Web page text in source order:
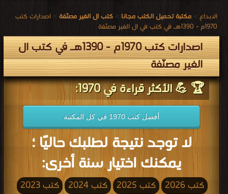
الابداع > مكتبة تحميل الكتب مجانا > كتب ال الغير مصنّفة > اصدارات كتب
1970م - 1390هـ في كتب في ال الغير مصنّفة
اصدارات كتب 1970م - 1390هـ في كتب ال
الغير مصنّفة
🏆 💪 الأكثر قراءة في 1970:
أفضل كتب 1970 في كل المكتبة
لا توجد نتيجة لطلبك حاليًا ؛
يمكنك اختيار سنة أخرى:
كتب 2026 كتب 2025 كتب 2024
كتب 2023